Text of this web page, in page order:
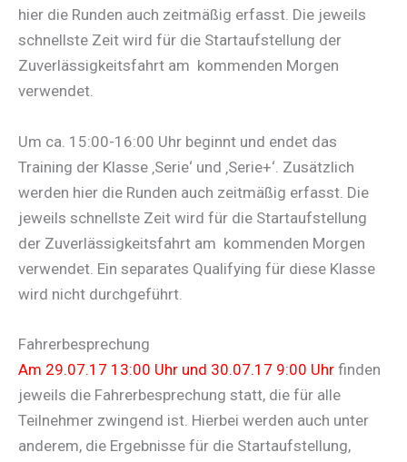
hier die Runden auch zeitmäßig erfasst. Die jeweils
schnellste Zeit wird für die Startaufstellung der
Zuverlässigkeitsfahrt am kommenden Morgen
verwendet.
Um ca. 15:00-16:00 Uhr beginnt und endet das
Training der Klasse ‚Serie‘ und ‚Serie+‘. Zusätzlich
werden hier die Runden auch zeitmäßig erfasst. Die
jeweils schnellste Zeit wird für die Startaufstellung
der Zuverlässigkeitsfahrt am kommenden Morgen
verwendet. Ein separates Qualifying für diese Klasse
wird nicht durchgeführt.
Fahrerbesprechung
Am 29.07.17 13:00 Uhr und 30.07.17 9:00 Uhr finden
jeweils die Fahrerbesprechung statt, die für alle
Teilnehmer zwingend ist. Hierbei werden auch unter
anderem, die Ergebnisse für die Startaufstellung,